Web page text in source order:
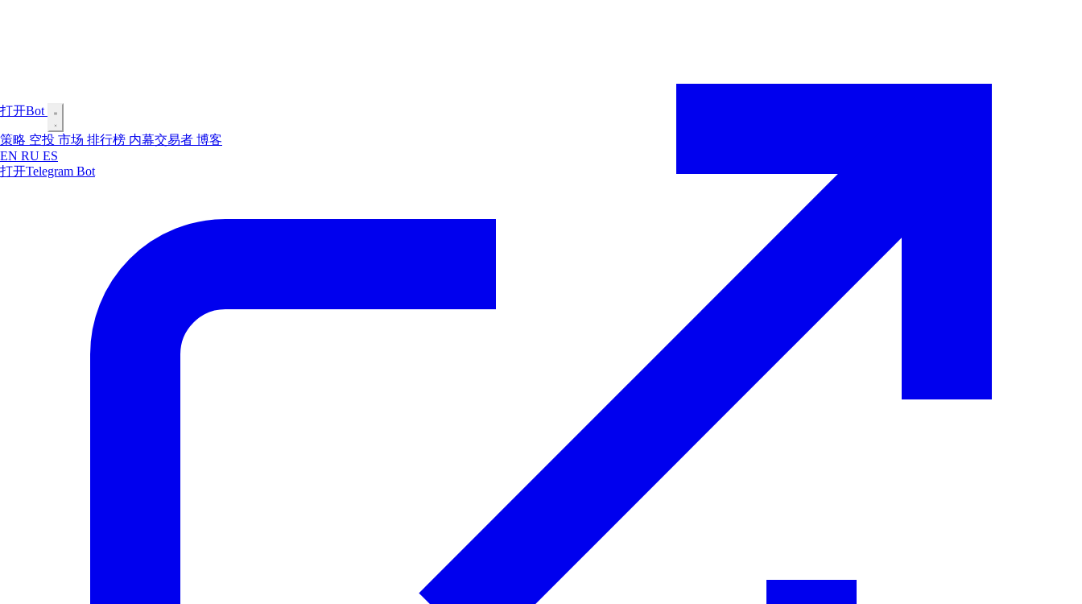
打开Bot
策略 空投 市场 排行榜 内幕交易者 博客
EN RU ES
打开Telegram Bot